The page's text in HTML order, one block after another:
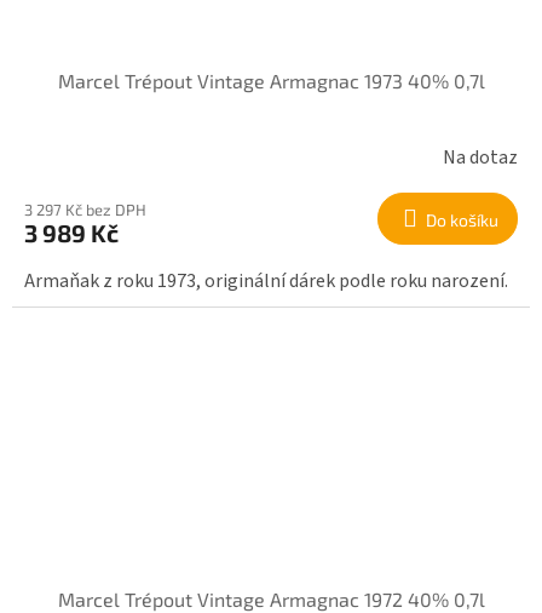
Marcel Trépout Vintage Armagnac 1973 40% 0,7l
Na dotaz
3 297 Kč bez DPH
3 989 Kč Do košíku
Armaňak z roku 1973, originální dárek podle roku narození.
Marcel Trépout Vintage Armagnac 1972 40% 0,7l